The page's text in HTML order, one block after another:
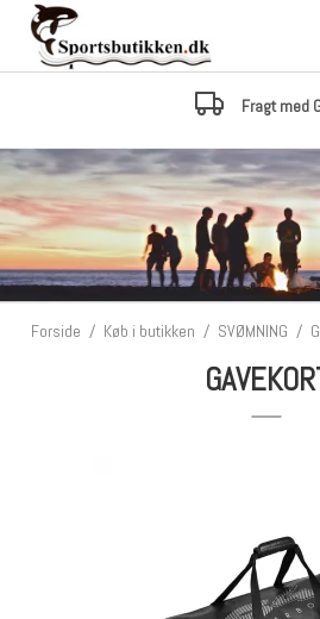
Fragt med
Forside / Køb i butikken / SVØMNING /